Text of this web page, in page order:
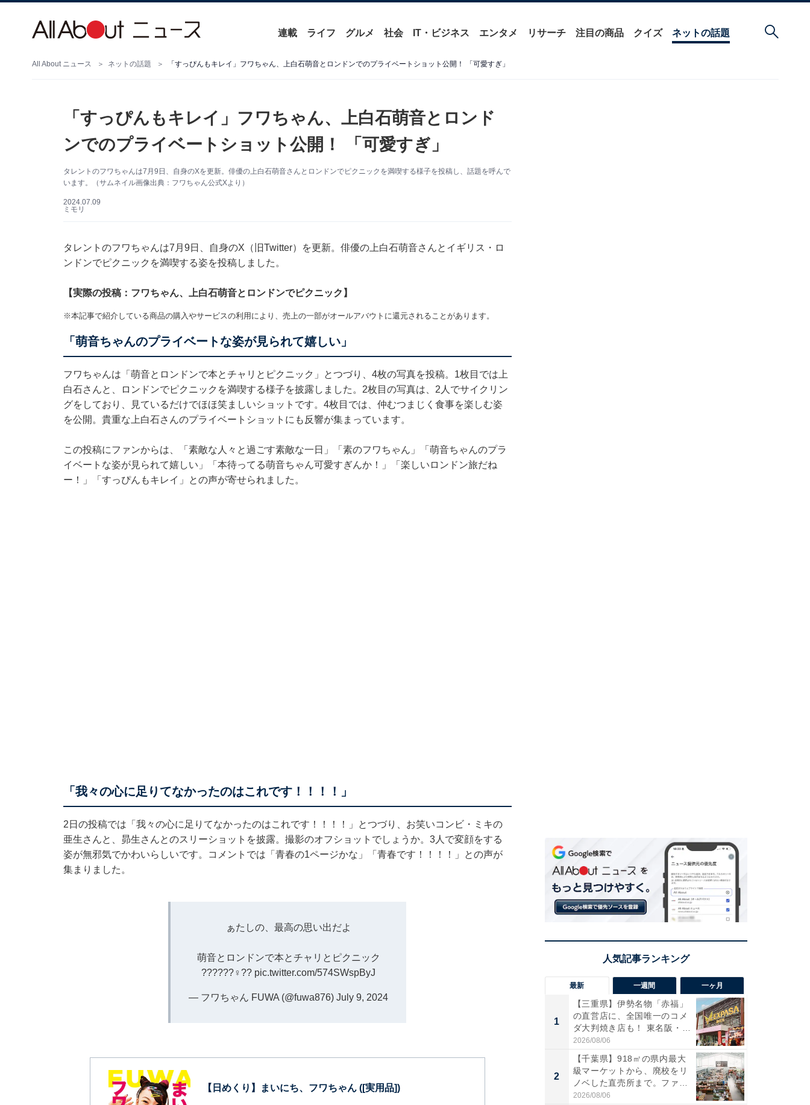
連載 ライフ グルメ 社会 IT・ビジネス エンタメ リサーチ 注目の商品 クイズ ネットの話題
All About ニュース ネットの話題 「すっぴんもキレイ」フワちゃん、上白石萌音とロンドンでのプライベートショット公開！ 「可愛すぎ」
「すっぴんもキレイ」フワちゃん、上白石萌音とロンド
ンでのプライベートショット公開！ 「可愛すぎ」
タレントのフワちゃんは7月9日、自身のXを更新。俳優の上白石萌音さんとロンドンでピクニックを満喫する様子を投稿し、話題を呼んで
います。（サムネイル画像出典：フワちゃん公式Xより）
2024.07.09
ミモリ
タレントのフワちゃんは7月9日、自身のX（旧Twitter）を更新。俳優の上白石萌音さんとイギリス・ロ
ンドンでピクニックを満喫する姿を投稿しました。
【実際の投稿：フワちゃん、上白石萌音とロンドンでピクニック】
※本記事で紹介している商品の購入やサービスの利用により、売上の一部がオールアバウトに還元されることがあります。
「萌音ちゃんのプライベートな姿が見られて嬉しい」
フワちゃんは「萌音とロンドンで本とチャリとピクニック」とつづり、4枚の写真を投稿。1枚目では上
白石さんと、ロンドンでピクニックを満喫する様子を披露しました。2枚目の写真は、2人でサイクリン
グをしており、見ているだけでほほ笑ましいショットです。4枚目では、仲むつまじく食事を楽しむ姿
を公開。貴重な上白石さんのプライベートショットにも反響が集まっています。
この投稿にファンからは、「素敵な人々と過ごす素敵な一日」「素のフワちゃん」「萌音ちゃんのプラ
イベートな姿が見られて嬉しい」「本待ってる萌音ちゃん可愛すぎんか！」「楽しいロンドン旅だね
ー！」「すっぴんもキレイ」との声が寄せられました。
「我々の心に足りてなかったのはこれです！！！！」
2日の投稿では「我々の心に足りてなかったのはこれです！！！！」とつづり、お笑いコンビ・ミキの
亜生さんと、昴生さんとのスリーショットを披露。撮影のオフショットでしょうか。3人で変顔をする
姿が無邪気でかわいらしいです。コメントでは「青春の1ページかな」「青春です！！！！」との声が
集まりました。
ぁたしの、最高の思い出だよ
萌音とロンドンで本とチャリとピクニック
??????‍♀️?? pic.twitter.com/574SWspByJ
— フワちゃん FUWA (@fuwa876) July 9, 2024
【日めくり】まいにち、フワちゃん ([実用品])
最新 一週間 一ヶ月
1
【三重県】伊勢名物「赤福」
の直営店に、全国唯一のコメ
ダ大判焼き店も！ 東名阪・
伊...
2026/08/06
2
【千葉県】918㎡の県内最大
級マーケットから、廃校をリ
ノベした直売所まで。ファ
ー...
2026/08/06